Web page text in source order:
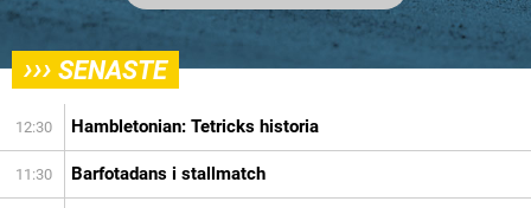
››› SENASTE
12:30 Hambletonian: Tetricks historia
11:30 Barfotadans i stallmatch